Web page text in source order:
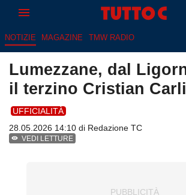
NOTIZIE MAGAZINE TMW RADIO
Lumezzane, dal
il terzino Cristian
UFFICIALITÀ
28.05.2026 14:10 di Redazione TC
VEDI LETTURE